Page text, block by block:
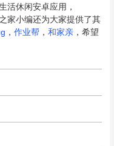
休闲安卓应用，
家小编还为大家提供了其
， 作业帮， 和家亲，希望